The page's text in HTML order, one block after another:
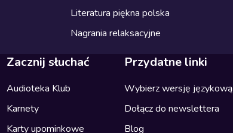
Literatura piękna polska
Nagrania relaksacyjne
Zacznij słuchać
Audioteka Klub
Karnety
Karty upominkowe
Przydatne linki
Wybierz wersję językową
Dołącz do newslettera
Blog